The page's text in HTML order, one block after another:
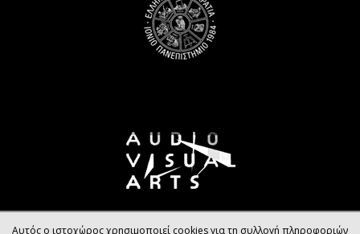
Αυτός ο ιστοχώρος χρησιμοποιεί cookies για τη συλλογή πληροφοριών